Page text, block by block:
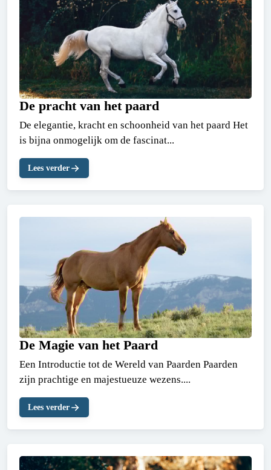
De pracht van het paard
De elegantie, kracht en schoonheid van het paard Het
is bijna onmogelijk om de fascinat...
Lees verder
De Magie van het Paard
Een Introductie tot de Wereld van Paarden Paarden
zijn prachtige en majestueuze wezens....
Lees verder